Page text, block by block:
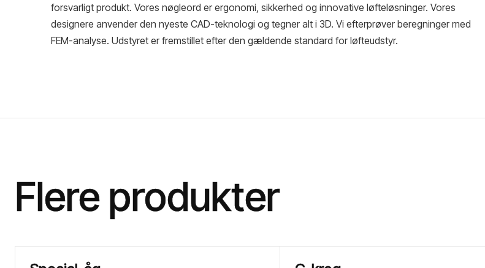
forsvarligt produkt. Vores nøgleord er ergonomi, sikkerhed og innovative løfteløsninger. Vores
designere anvender den nyeste CAD-teknologi og tegner alt i 3D. Vi efterprøver beregninger med
FEM-analyse. Udstyret er fremstillet efter den gældende standard for løfteudstyr.
Flere produkter